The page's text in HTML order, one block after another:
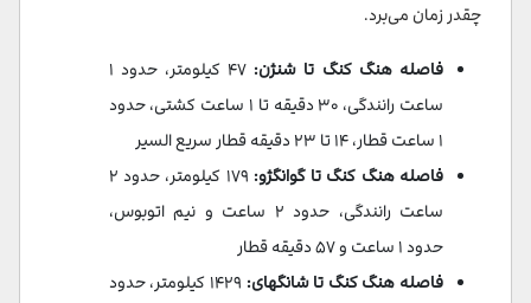
چقدر زمان می‌برد.
فاصله هنگ کنگ تا شنژن:
۴۷ کیلومتر، حدود ۱
ساعت رانندگی، ۳۰ دقیقه تا ۱ ساعت کشتی، حدود
۱ ساعت قطار، ۱۴ تا ۲۳ دقیقه قطار سریع السیر
فاصله هنگ کنگ تا گوانگژو:
۱۷۹ کیلومتر، حدود ۲
ساعت رانندگی، حدود ۲ ساعت و نیم اتوبوس،
حدود ۱ ساعت و ۵۷ دقیقه قطار
فاصله هنگ کنگ تا شانگهای:
۱۴۲۹ کیلومتر، حدود